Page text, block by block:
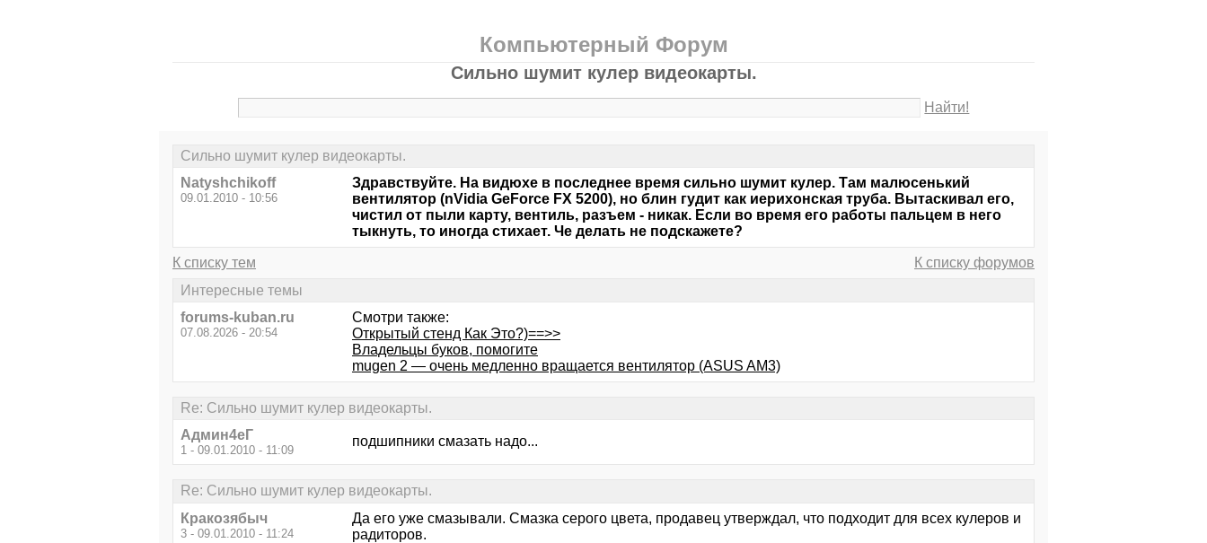
Компьютерный Форум
Сильно шумит кулер видеокарты.
Найти!
Сильно шумит кулер видеокарты.
Natyshchikoff
09.01.2010 - 10:56
Здравствуйте. На видюхе в последнее время сильно шумит кулер. Там малюсенький
вентилятор (nVidia GeForce FX 5200), но блин гудит как иерихонская труба. Вытаскивал его,
чистил от пыли карту, вентиль, разъем - никак. Если во время его работы пальцем в него
тыкнуть, то иногда стихает. Че делать не подскажете?
К списку тем
К списку форумов
Интересные темы
forums-kuban.ru
07.08.2026 - 20:54
Смотри также:
Открытый стенд Как Это?)==>>
Владельцы буков, помогите
mugen 2 — очень медленно вращается вентилятор (ASUS AM3)
Re: Сильно шумит кулер видеокарты.
Aдмин4еГ
1 - 09.01.2010 - 11:09
подшипники смазать надо...
Re: Сильно шумит кулер видеокарты.
Кракозябыч
3 - 09.01.2010 - 11:24
Да его уже смазывали. Смазка серого цвета, продавец утверждал, что подходит для всех кулеров и
радиторов.